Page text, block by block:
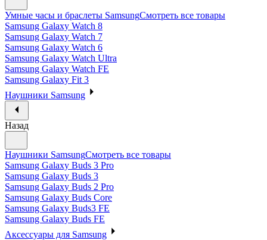
Умные часы и браслеты SamsungСмотреть все товары
Samsung Galaxy Watch 8
Samsung Galaxy Watch 7
Samsung Galaxy Watch 6
Samsung Galaxy Watch Ultra
Samsung Galaxy Watch FE
Samsung Galaxy Fit 3
Наушники Samsung
Назад
Наушники SamsungСмотреть все товары
Samsung Galaxy Buds 3 Pro
Samsung Galaxy Buds 3
Samsung Galaxy Buds 2 Pro
Samsung Galaxy Buds Core
Samsung Galaxy Buds3 FE
Samsung Galaxy Buds FE
Аксессуары для Samsung